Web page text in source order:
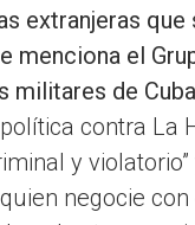
extranjeras
menciona el
militares de Cuba
contra La
y
negocie